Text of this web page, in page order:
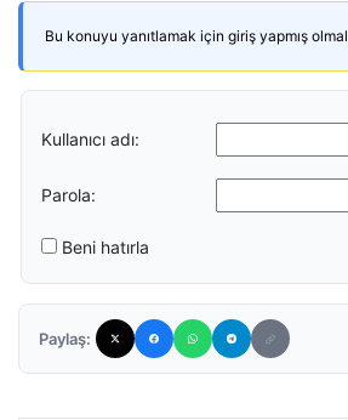
Bu konuyu yanıtlamak için giriş yapmış
Kullanıcı adı:
Parola:
Beni hatırla
Paylaş: